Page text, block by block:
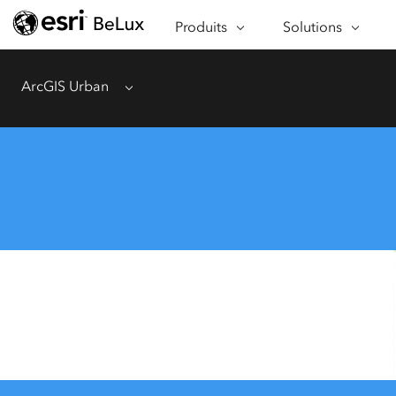
Produits
À PROPOS D'ARCGISSolutions
SECTEURS
ArcGIS Urban Menu